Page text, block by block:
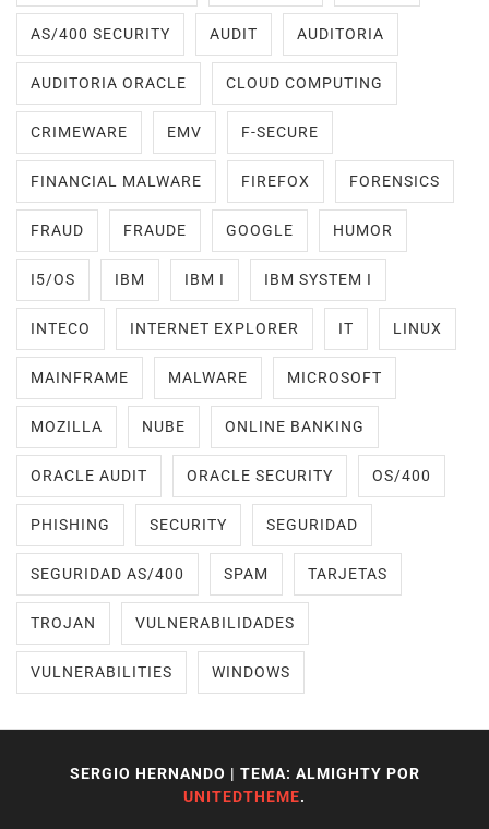
AS/400 SECURITY AUDIT AUDITORIA
AUDITORIA ORACLE CLOUD COMPUTING
CRIMEWARE EMV F-SECURE
FINANCIAL MALWARE FIREFOX FORENSICS
FRAUD FRAUDE GOOGLE HUMOR
I5/OS IBM IBM I IBM SYSTEM I
INTECO INTERNET EXPLORER IT LINUX
MAINFRAME MALWARE MICROSOFT
MOZILLA NUBE ONLINE BANKING
ORACLE AUDIT ORACLE SECURITY OS/400
PHISHING SECURITY SEGURIDAD
SEGURIDAD AS/400 SPAM TARJETAS
TROJAN VULNERABILIDADES
VULNERABILITIES WINDOWS
SERGIO HERNANDO | TEMA: ALMIGHTY POR
UNITEDTHEME.